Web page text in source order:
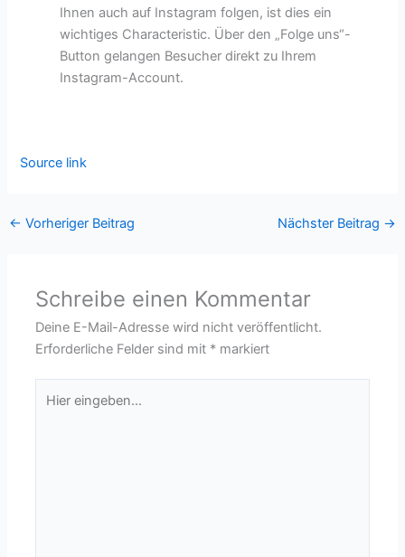
Ihnen auch auf Instagram folgen, ist dies ein
wichtiges Characteristic. Über den „Folge uns“-
Button gelangen Besucher direkt zu Ihrem
Instagram-Account.
Source link
← Vorheriger Beitrag Nächster Beitrag →
Schreibe einen Kommentar
Deine E-Mail-Adresse wird nicht veröffentlicht.
Erforderliche Felder sind mit * markiert
eingeben…